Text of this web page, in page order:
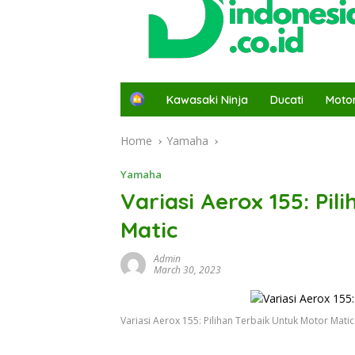
H
e
Kawasaki Ninja Ducati
Home Yamaha
Yamaha
Variasi Aerox 155:
Matic
Admin
March 30, 2023
Variasi Aerox 155: Pilihan Terbaik Untuk Motor Matic